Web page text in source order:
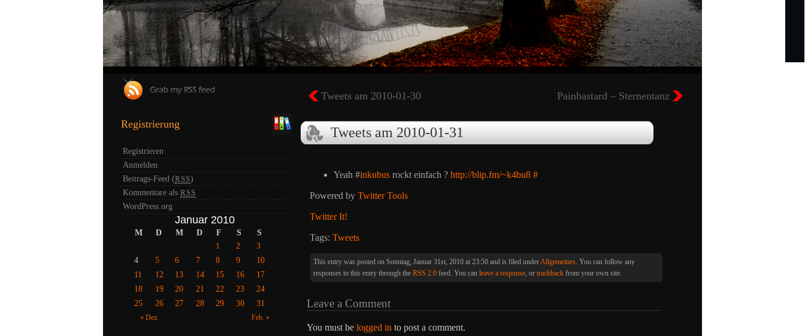
Registrierung
Registrieren
Anmelden
Beitrags-Feed (RSS)
Kommentare als RSS
WordPress.org
Januar 2010
M D M D F S S
« Dez. Feb. »
1 2
3
4
5 6 7 8 9
10
11
12 13 14 15 16
17
18
19 20 21 22 23
24
25
26 27 28 29 30 31
Tweets am 2010-01-30 Painbastard – Sternentanz
Tweets am 2010-01-31
Yeah #inkubus rockt einfach ? http://blip.fm/~k4bu8 #
Powered by Twitter Tools
Twitter It!
Tags: Tweets
This entry was posted on Sonntag, Januar 31st, 2010 at 23:50 and is filed underAllgemeines. You can follow any
responses to this entry through the RSS 2.0 feed. You can leave a response, or trackback from your own site.
Leave a Comment
You must be logged in to post a comment.